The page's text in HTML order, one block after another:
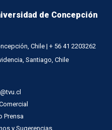
de Concepción
Chile | + 56 41 2203262
Santiago, Chile
Prensa
y Sugerencias